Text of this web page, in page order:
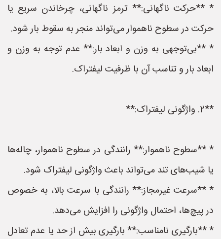
* **حرکت ناگهانی:** ترمز ناگهانی، چرخاندن سریع یا
حرکت در سطوح ناهموار می‌تواند منجر به سقوط بار شود.
* **بی‌توجهی به وزن و ابعاد بار:** عدم توجه به وزن و
ابعاد بار و تناسب آن با ظرفیت لیفتراک.
**2. واژگونی لیفتراک:**
* **سطوح ناهموار:** رانندگی در سطوح ناهموار، چاله‌ها
یا شیب‌های تند می‌تواند باعث واژگونی لیفتراک شود.
* **سرعت غیرمجاز:** رانندگی با سرعت بالا، به خصوص
در پیچ‌ها، احتمال واژگونی را افزایش می‌دهد.
* **بارگیری نامناسب:** بارگیری بیش از حد یا عدم تعادل